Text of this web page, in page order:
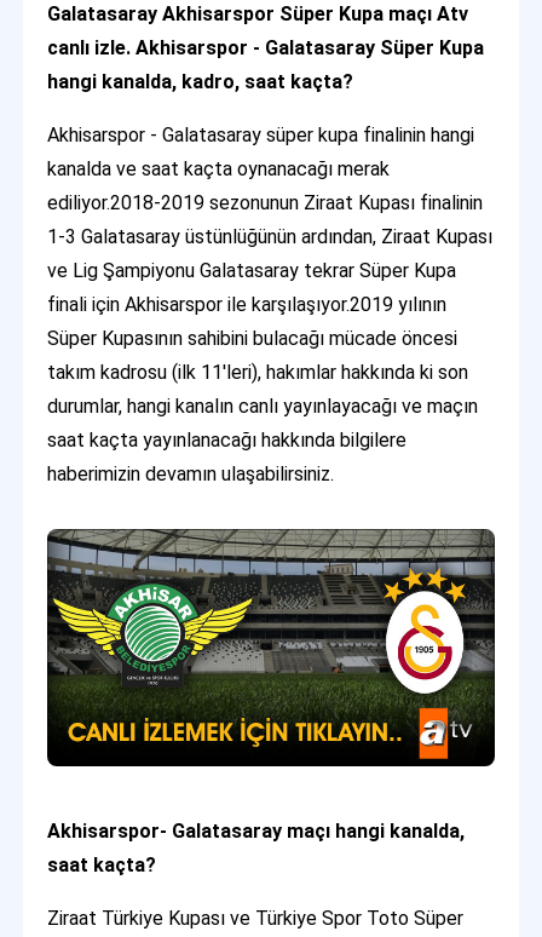
Galatasaray Akhisarspor Süper Kupa maçı Atv
canlı izle. Akhisarspor - Galatasaray Süper Kupa
hangi kanalda, kadro, saat kaçta?
Akhisarspor - Galatasaray süper kupa finalinin hangi
kanalda ve saat kaçta oynanacağı merak
ediliyor.2018-2019 sezonunun Ziraat Kupası finalinin
1-3 Galatasaray üstünlüğünün ardından, Ziraat Kupası
ve Lig Şampiyonu Galatasaray tekrar Süper Kupa
finali için Akhisarspor ile karşılaşıyor.2019 yılının
Süper Kupasının sahibini bulacağı mücade öncesi
takım kadrosu (ilk 11'leri), hakımlar hakkında ki son
durumlar, hangi kanalın canlı yayınlayacağı ve maçın
saat kaçta yayınlanacağı hakkında bilgilere
haberimizin devamın ulaşabilirsiniz.
Akhisarspor- Galatasaray maçı hangi kanalda,
saat kaçta?
Ziraat Türkiye Kupası ve Türkiye Spor Toto Süper